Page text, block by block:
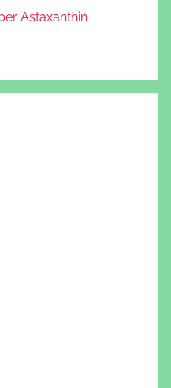
Astaxanthin